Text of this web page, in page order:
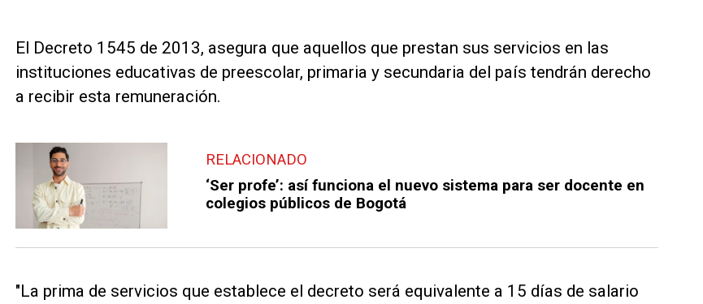
El Decreto 1545 de 2013, asegura que aquellos que prestan sus servicios en las
instituciones educativas de preescolar, primaria y secundaria del país tendrán derecho
a recibir esta remuneración.
RELACIONADO
‘Ser profe’: así funciona el nuevo sistema para ser docente en
colegios públicos de Bogotá
"La prima de servicios que establece el decreto será equivalente a 15 días de salario